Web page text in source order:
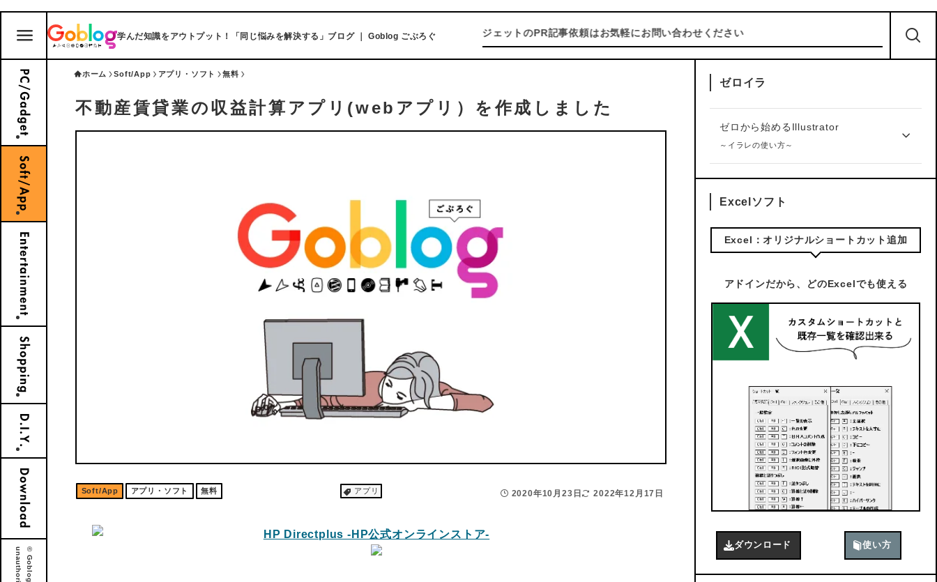
学んだ知識をアウトプット！「同じ悩みを解決する」ブログ ｜ Goblog ごぶろぐソフトやガジェットのPR記事依頼はお気軽にお問い合わせください
ホーム Soft/App アプリ・ソフト 無料
不動産賃貸業の収益計算アプリ(webアプリ）を作成しました
Soft/App アプリ・ソフト 無料 アプリ 2020年10月23日 2022年12月17日
ゼロイラ
ゼロから始めるIllustrator
～イラレの使い方～
Excelソフト
Excel：オリジナルショートカット追加
アドインだから、どのExcelでも使える
ダウンロード 使い方